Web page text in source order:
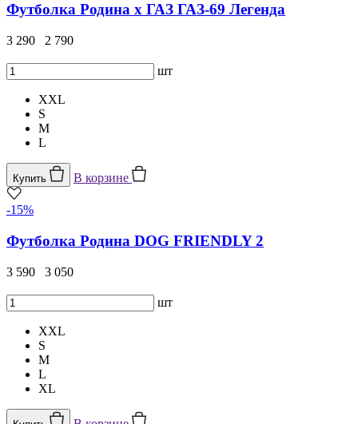
Футболка Родина x ГАЗ ГАЗ-69 Легенда
3 290 2 790
шт
XXL
S
M
L
Купить В корзине
-15%
Футболка Родина DOG FRIENDLY 2
3 590 3 050
шт
XXL
S
M
L
XL